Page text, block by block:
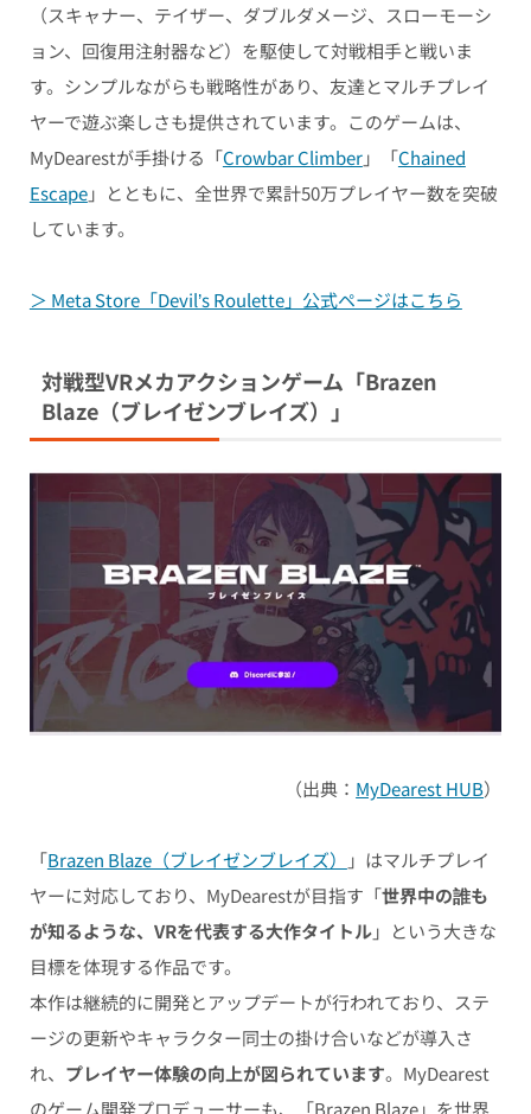
（スキャナー、テイザー、ダブルダメージ、スローモーシ
ョン、回復用注射器など）を駆使して対戦相手と戦いま
す。シンプルながらも戦略性があり、友達とマルチプレイ
ヤーで遊ぶ楽しさも提供されています。このゲームは、
MyDearestが手掛ける「Crowbar Climber」「Chained
Escape」とともに、全世界で累計50万プレイヤー数を突破
しています。
＞ Meta Store「Devil’s Roulette」公式ページはこちら
対戦型VRメカアクションゲーム「Brazen
Blaze（ブレイゼンブレイズ）」
（出典： MyDearest HUB）
「Brazen Blaze（ブレイゼンブレイズ）
」はマルチプレイ
ヤーに対応しており、MyDearestが目指す「世界中の誰も
が知るような、VRを代表する大作タイトル」という大きな
目標を体現する作品です。
本作は継続的に開発とアップデートが行われており、ステ
ージの更新やキャラクター同士の掛け合いなどが導入さ
れ、 プレイヤー体験の向上が図られています。MyDearest
のゲーム開発プロデューサーも、「Brazen Blaze」を世界